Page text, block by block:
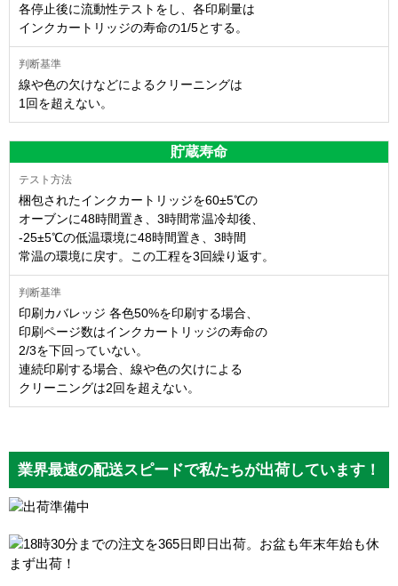
各停止後に流動性テストをし、各印刷量は
インクカートリッジの寿命の1/5とする。
線や色の欠けなどによるクリーニングは
1回を超えない。
貯蔵寿命
梱包されたインクカートリッジを60±5℃の
オーブンに48時間置き、3時間常温冷却後、
-25±5℃の低温環境に48時間置き、3時間
常温の環境に戻す。この工程を3回繰り返す。
印刷カバレッジ 各色50%を印刷する場合、
印刷ページ数はインクカートリッジの寿命の
2/3を下回っていない。
連続印刷する場合、線や色の欠けによる
クリーニングは2回を超えない。
業界最速の配送スピードで私たちが出荷しています！